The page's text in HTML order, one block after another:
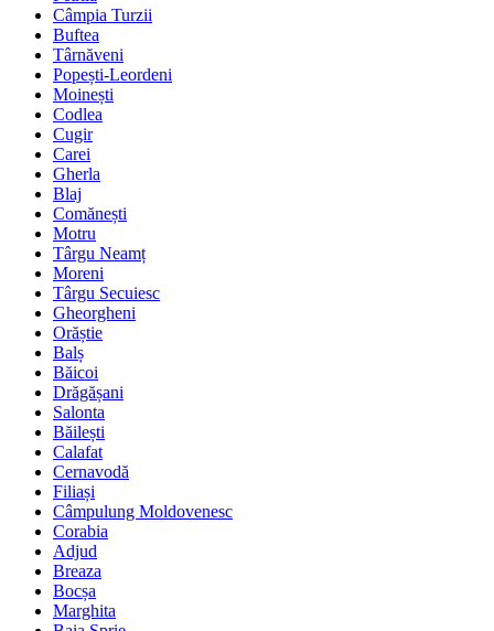
Câmpia Turzii
Buftea
Târnăveni
Popești-Leordeni
Moinești
Codlea
Cugir
Carei
Gherla
Blaj
Comănești
Motru
Târgu Neamț
Moreni
Târgu Secuiesc
Gheorgheni
Orăștie
Balș
Băicoi
Drăgășani
Salonta
Băilești
Calafat
Cernavodă
Filiași
Câmpulung Moldovenesc
Corabia
Adjud
Breaza
Bocșa
Marghita